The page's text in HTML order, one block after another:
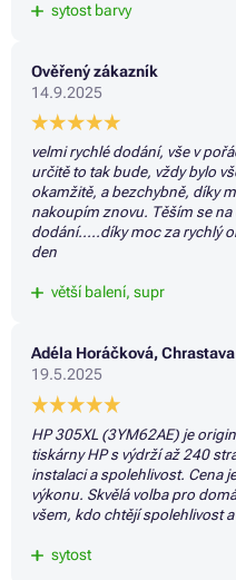
sytost barvy
Ověřený zákazník
14.9.2025
velmi rychlé dodání, vše v
určitě to tak bude, vždy bylo
okamžitě, a bezchybně, díky
nakoupím znovu. Těším se
dodání.....díky moc za rychlý
den
větší balení, supr
Adéla Horáčková, Chrastava
19.5.2025
HP 305XL (3YM62AE) je
tiskárny HP s výdrží až 240
instalaci a spolehlivost. Cena
výkonu. Skvělá volba pro
všem, kdo chtějí spolehlivost
sytost